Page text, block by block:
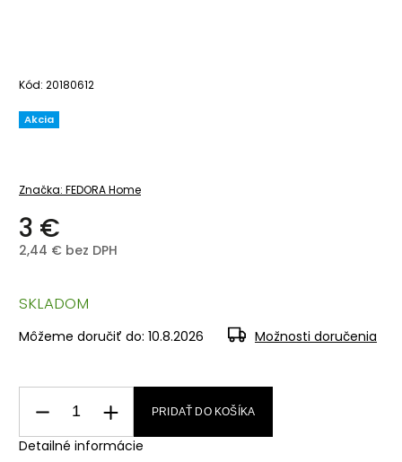
Kód: 20180612
Akcia
Značka: FEDORA Home
3 €
2,44 € bez DPH
SKLADOM
Môžeme doručiť do: 10.8.2026 Možnosti doručenia
PRIDAŤ DO KOŠÍKA
Detailné informácie